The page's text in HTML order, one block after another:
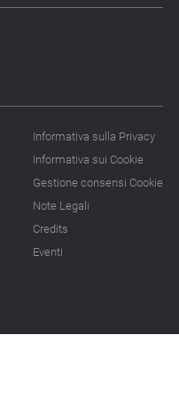
Informativa sulla Privacy
Informativa sui Cookie
Gestione consensi Cookie
Note Legali
Credits
Eventi